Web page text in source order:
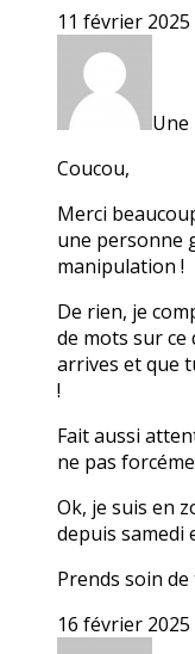
11 février
Une
Coucou,
Merci
une personne
manipulation !
De rien, je
de mots sur ce
arrives et que
!
Fait aussi
ne pas
Ok, je suis en
depuis samedi
Prends soin de
16 février